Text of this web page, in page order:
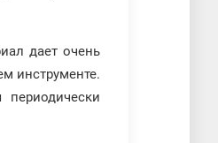
дает очень
инструменте.